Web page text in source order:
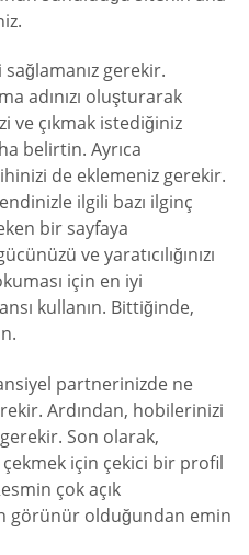
gerekir.
adınızı oluşturarak
ve çıkmak istediğiniz
belirtin. Ayrıca
de eklemeniz gerekir.
ilgili bazı ilginç
bir sayfaya
ve yaratıcılığınızı
için en iyi
kullanın. Bittiğinde,
partnerinizde ne
Ardından, hobilerinizi
Son olarak,
için çekici bir profil
çok açık
görünür olduğundan emin